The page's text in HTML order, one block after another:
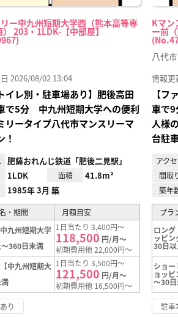
ー中九州短期大学西（熊本高等専
） 203・1LDK-【中部屋】
2026/08/02 13:04
イレ別・駐車場あり】肥後高田
で5分 中九州短期大学への便利
リータイプ八代市マンスリーマ
！
肥薩おれんじ鉄道「肥後二見駅」
1LDK 面積 41.8m²
1985年 3月 築
・期間
月額目安
九州短期大学
360日未満
1日当たり 3,400円～
118,500 円/月～
初期費用他 22,000円～
中九州短期大 1日当たり 3,500円～
121,500 円/月～
初期費用他 16,500円～
り
Kマン
ー前
八代市
情報更
【フ
車で9
人様
台駐
アク
間取
築年
プラ
ロング
ッピン
30日
ショー
ョッピ
～30
駐車